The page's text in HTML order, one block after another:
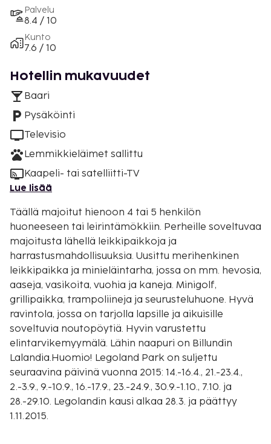
Palvelu
8.4 / 10
Kunto
7.6 / 10
Hotellin mukavuudet
Baari
Pysäköinti
Televisio
Lemmikkieläimet sallittu
Kaapeli- tai satelliitti-TV
Lue lisää
Täällä majoitut hienoon 4 tai 5 henkilön
huoneeseen tai leirintämökkiin. Perheille soveltuvaa
majoitusta lähellä leikkipaikkoja ja
harrastusmahdollisuuksia. Uusittu merihenkinen
leikkipaikka ja minieläintarha, jossa on mm. hevosia,
aaseja, vasikoita, vuohia ja kaneja. Minigolf,
grillipaikka, trampoliineja ja seurusteluhuone. Hyvä
ravintola, jossa on tarjolla lapsille ja aikuisille
soveltuvia noutopöytiä. Hyvin varustettu
elintarvikemyymälä. Lähin naapuri on Billundin
Lalandia.Huomio! Legoland Park on suljettu
seuraavina päivinä vuonna 2015: 14.-16.4., 21.-23.4.,
2.-3.9., 9.-10.9., 16.-17.9., 23.-24.9., 30.9.-1.10., 7.10. ja
28.-29.10. Legolandin kausi alkaa 28.3. ja päättyy
1.11.2015.